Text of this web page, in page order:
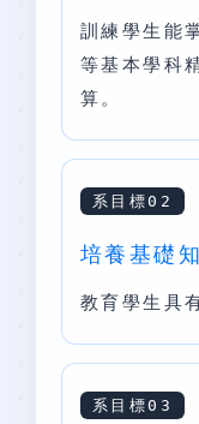
訓練學生能
等基本學科
算。
系目標02
培養基礎
教育學生具
系目標03